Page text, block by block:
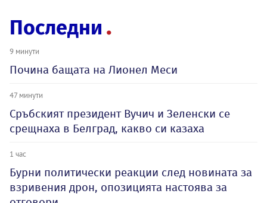
Последни
9 минути
Почина бащата на Лионел Меси
47 минути
Сръбският президент Вучич и Зеленски се
срещнаха в Белград, какво си казаха
1 час
Бурни политически реакции след новината за
взривения дрон, опозицията настоява за